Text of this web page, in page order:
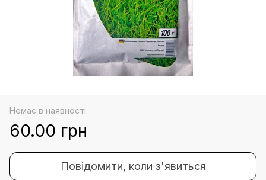
Немає в наявності
60.00 грн
Повідомити, коли з'явиться